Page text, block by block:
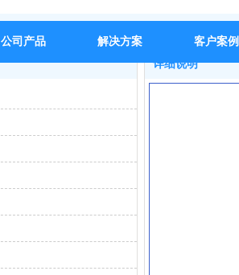
公司产品 解决方案 客户案例
详细说明